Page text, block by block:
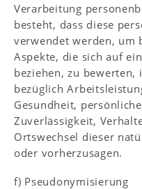
Verarbeitung
besteht, dass diese
verwendet werden, um
Aspekte, die sich auf
beziehen, zu bewerten,
bezüglich
Gesundheit,
Zuverlässigkeit,
Ortswechsel dieser
oder vorherzusagen.
f) Pseudonymisierung